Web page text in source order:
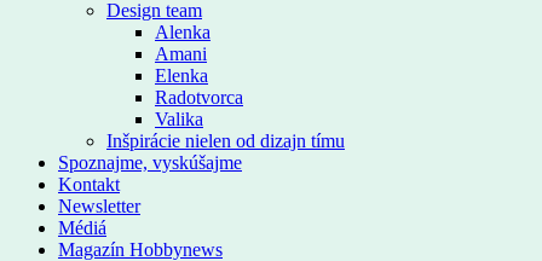
Design team
Alenka
Amani
Elenka
Radotvorca
Valika
Inšpirácie nielen od dizajn tímu
Spoznajme, vyskúšajme
Kontakt
Newsletter
Médiá
Magazín Hobbynews